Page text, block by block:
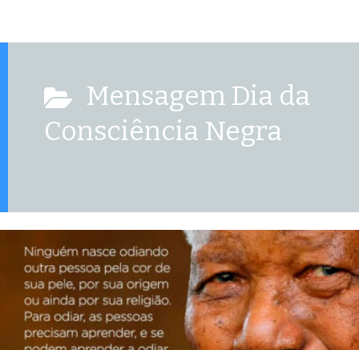
Mensagem Dia da
Consciência Negra